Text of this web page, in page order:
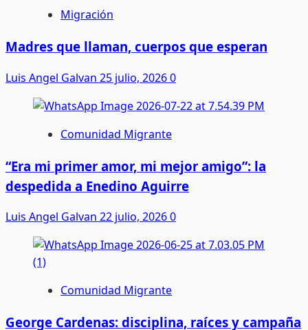
Migración
Madres que llaman, cuerpos que esperan
Luis Angel Galvan 25 julio, 20260
Comunidad Migrante
“Era mi primer amor, mi mejor amigo”: la
despedida a Enedino Aguirre
Luis Angel Galvan 22 julio, 20260
Comunidad Migrante
George Cardenas: disciplina, raíces y campaña